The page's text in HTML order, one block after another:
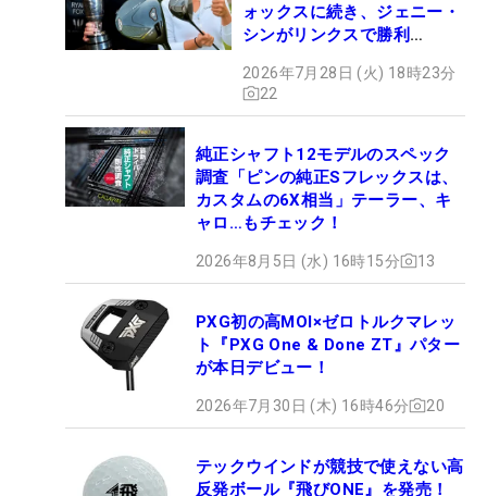
ォックスに続き、ジェニー・
シンがリンクスで勝利
2026年7月28日 (火) 18時23分
22
純正シャフト12モデルのスペック
調査「ピンの純正Sフレックスは、
カスタムの6X相当」テーラー、キ
ャロ…もチェック！
2026年8月5日 (水) 16時15分 13
PXG初の高MOI×ゼロトルクマレッ
ト『PXG One & Done ZT』パター
が本日デビュー！
2026年7月30日 (木) 16時46分 20
テックウインドが競技で使えない高
反発ボール『飛びONE』を発売！